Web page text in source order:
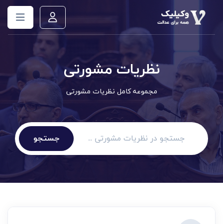
نظریات مشورتی
مجموعه کامل نظریات مشورتی
جستجو